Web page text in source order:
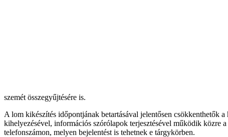
szemét összegyűjtésére is.
A lom kikészítés időpontjának betartásával jelentősen csökkenthetők
kihelyezésével, információs szórólapok terjesztésével működik közre
telefonszámon, melyen bejelentést is tehetnek e tárgykörben.